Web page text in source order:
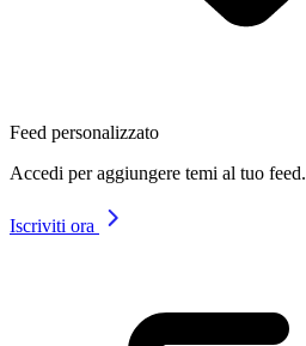
Feed personalizzato
Accedi per aggiungere temi al tuo feed.
Iscriviti ora